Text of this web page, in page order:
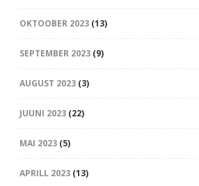
OKTOOBER 2023(13)
SEPTEMBER 2023(9)
AUGUST 2023(3)
JUUNI 2023(22)
MAI 2023(5)
APRILL 2023(13)